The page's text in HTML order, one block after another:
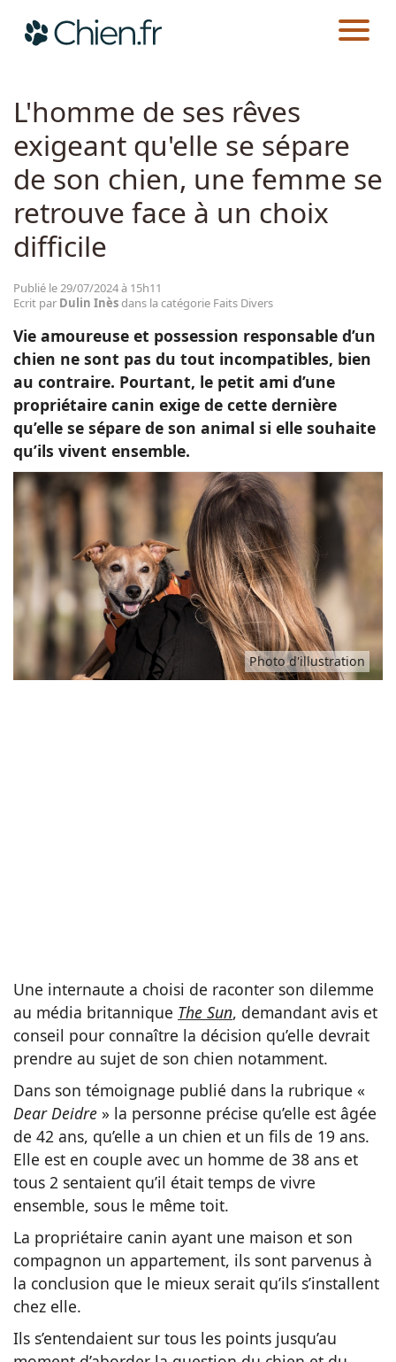
Races
Guides
CHIEN.FR ACTUALITÉS
L'homme de ses rêves
exigeant qu'elle se sépare
de son chien, une femme se
retrouve face à un choix
difficile
Publié le 29/07/2024 à 15h11
Ecrit par Dulin Inèsdans la catégorie Faits Divers
Vie amoureuse et possession responsable d’un
chien ne sont pas du tout incompatibles, bien
au contraire. Pourtant, le petit ami d’une
propriétaire canin exige de cette dernière
qu’elle se sépare de son animal si elle souhaite
qu’ils vivent ensemble.
Photo d'illustration
Une internaute a choisi de raconter son dilemme
au média britannique The Sun, demandant avis et
conseil pour connaître la décision qu’elle devrait
prendre au sujet de son chien notamment.
Dans son témoignage publié dans la rubrique «
Dear Deidre » la personne précise qu’elle est âgée
de 42 ans, qu’elle a un chien et un fils de 19 ans.
Elle est en couple avec un homme de 38 ans et
tous 2 sentaient qu’il était temps de vivre
ensemble, sous le même toit.
La propriétaire canin ayant une maison et son
compagnon un appartement, ils sont parvenus à
la conclusion que le mieux serait qu’ils s’installent
chez elle.
Ils s’entendaient sur tous les points jusqu’au